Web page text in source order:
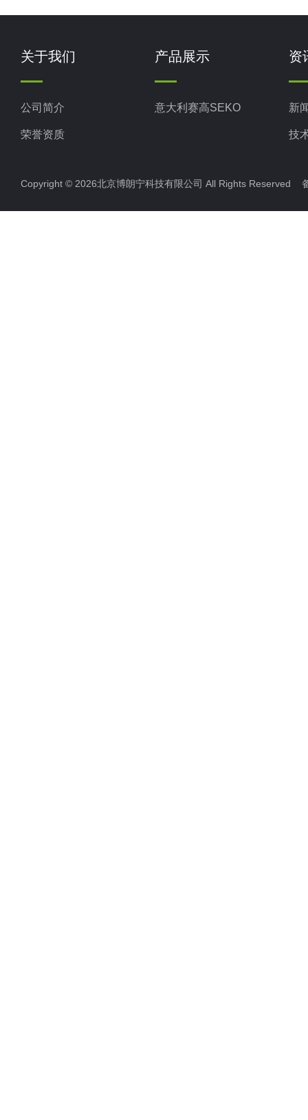
关于我们
公司简介
荣誉资质
产品展示
意大利赛高SEKO
资
新
技
Copyright © 2026北京博朗宁科技有限公司 All Rights Reserved